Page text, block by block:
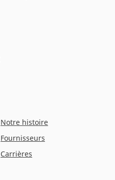
Notre histoire
Fournisseurs
Carrières